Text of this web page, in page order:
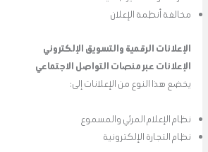
مخالفة أنظمة الإعلان
الإعلانات الرقمية والتسويق الإلكتروني
الإعلانات عبر منصات التواصل الاجتماعي
يخضع هذا النوع من الإعلانات إلى:
نظام الإعلام المرئي والمسموع
نظام التجارة الإلكترونية